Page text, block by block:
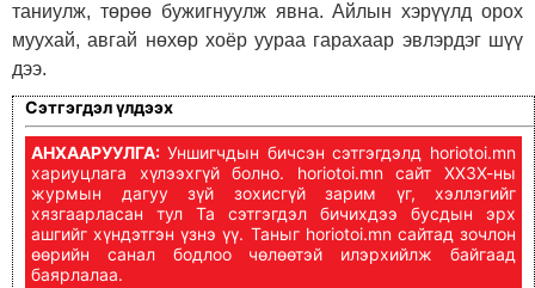
таниулж, төрөө бужигнуулж явна. Айлын хэрүүлд орох
муухай, авгай нөхөр хоёр уураа гарахаар эвлэрдэг шүү
дээ.
Сэтгэгдэл үлдээх
АНХААРУУЛГА: Уншигчдын бичсэн сэтгэгдэлд horiotoi.mn
хариуцлага хүлээхгүй болно. horiotoi.mn сайт ХХЗХ-ны
журмын дагуу зүй зохисгүй зарим үг, хэллэгийг
хязгаарласан тул Та сэтгэгдэл бичихдээ бусдын эрх
ашгийг хүндэтгэн үзнэ үү. Таныг horiotoi.mn сайтад зочлон
өөрийн санал бодлоо чөлөөтэй илэрхийлж байгаад
баярлалаа.